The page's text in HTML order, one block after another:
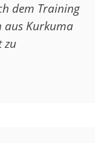
dem Training
aus Kurkuma
zu